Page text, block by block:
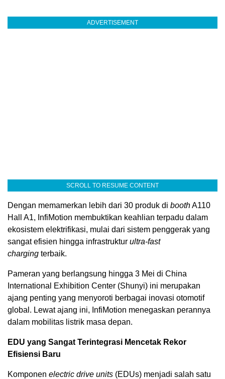
ADVERTISEMENT
SCROLL TO RESUME CONTENT
Dengan memamerkan lebih dari 30 produk di boothA110
Hall A1, InfiMotion membuktikan keahlian terpadu dalam
ekosistem elektrifikasi, mulai dari sistem penggerak yang
sangat efisien hingga infrastruktur ultra-fast
charging terbaik.
Pameran yang berlangsung hingga 3 Mei di China
International Exhibition Center (Shunyi) ini merupakan
ajang penting yang menyoroti berbagai inovasi otomotif
global. Lewat ajang ini, InfiMotion menegaskan perannya
dalam mobilitas listrik masa depan.
EDU yang Sangat Terintegrasi Mencetak Rekor
Efisiensi Baru
Komponen electric drive units (EDUs) menjadi salah satu